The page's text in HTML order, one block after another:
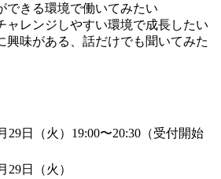
できる環境で働いてみたい
ャレンジしやすい環境で成長したい
興味がある、話だけでも聞いてみた
29日（火）19:00〜20:30（受付開始
29日（火）